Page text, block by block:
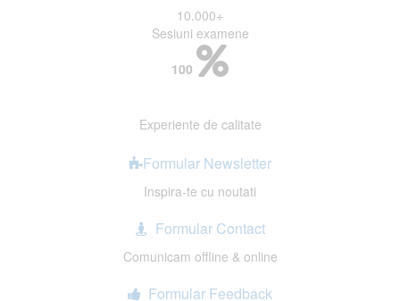
10.000+
Sesiuni examene
100
Experiente de calitate
Formular Newsletter
Inspira-te cu noutati
Formular Contact
Comunicam offline & online
Formular Feedback